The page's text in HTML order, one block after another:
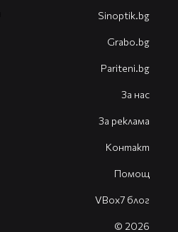
Sinoptik.bg
Grabo.bg
Pariteni.bg
За нас
За реклама
Контакт
Помощ
VBox7 блог
© 2026